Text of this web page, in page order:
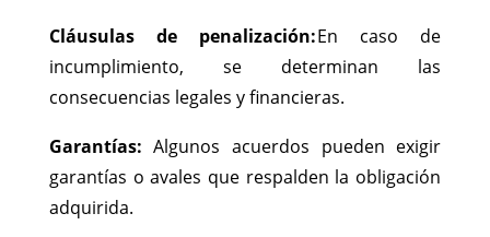
Cláusulas de penalización:En caso de
incumplimiento, se determinan las
consecuencias legales y financieras.
Garantías: Algunos acuerdos pueden exigir
garantías o avales que respalden la obligación
adquirida.